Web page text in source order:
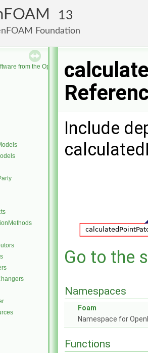
13
Foundation
from the OpenFOAM Foundation
Include
Go to the
Namespaces
Foam
Namespace for
Functions